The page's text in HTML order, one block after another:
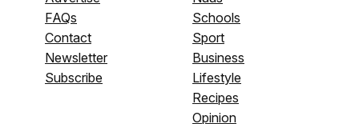
FAQs
Contact
Newsletter
Subscribe
Schools
Sport
Business
Lifestyle
Recipes
Opinion